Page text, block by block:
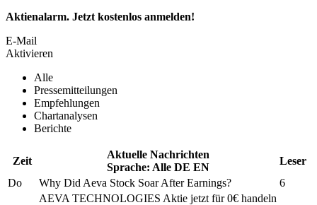
Aktienalarm. Jetzt kostenlos anmelden!
E-Mail
Aktivieren
Alle
Pressemitteilungen
Empfehlungen
Chartanalysen
Berichte
Zeit
Aktuelle Nachrichten
Sprache: Alle DE EN
Leser
Do
Why Did Aeva Stock Soar After Earnings?
6
AEVA TECHNOLOGIES Aktie jetzt für 0€ handeln